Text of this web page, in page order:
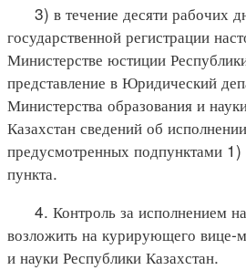
3) в течение десяти рабочих
государственной регистрации
Министерстве юстиции
представление в Юридический
Министерства образования и
Казахстан сведений об
предусмотренных подпунктами
пункта.
4. Контроль за исполнением
возложить на курирующего вице-
и науки Республики Казахстан.